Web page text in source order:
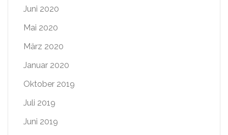
Juni 2020
Mai 2020
März 2020
Januar 2020
Oktober 2019
Juli 2019
Juni 2019